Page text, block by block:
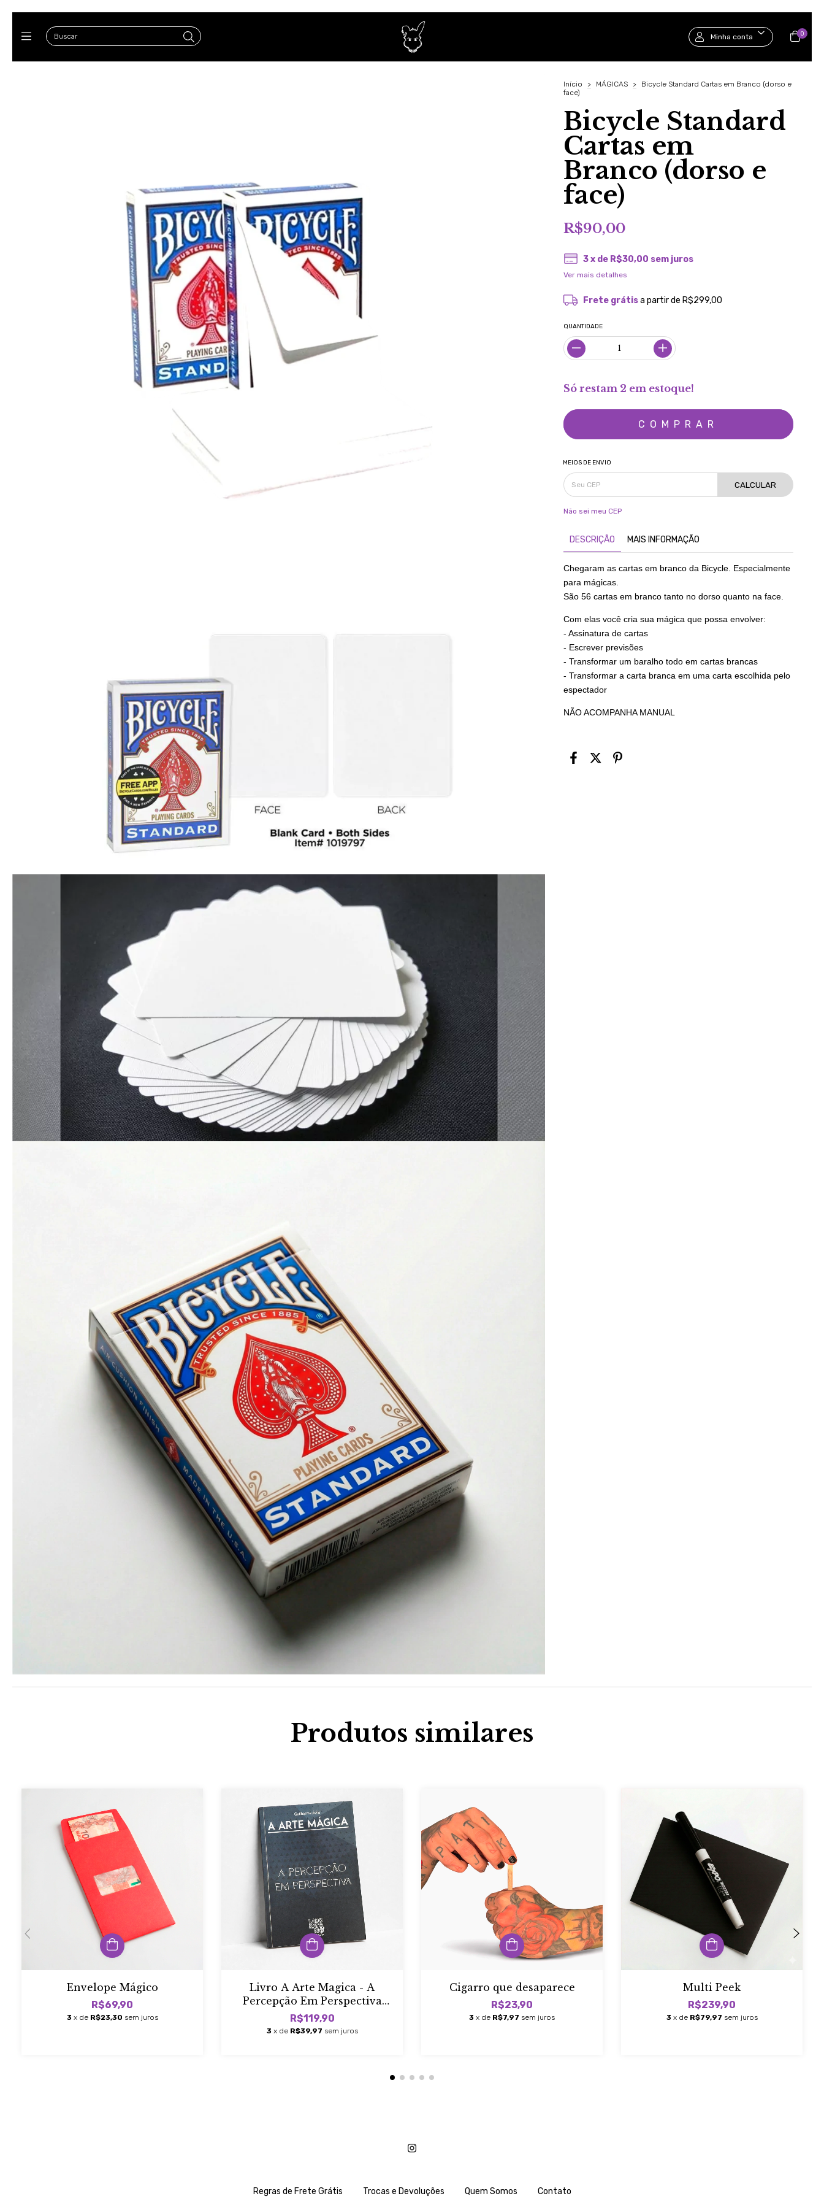
Minha conta 0
Início > MÁGICAS >
Bicycle Standard Cartas em Branco (dorso e
face)
Bicycle Standard
Cartas em
Branco (dorso e
face)
R$90,00
3x de R$30,00 sem juros
Ver mais detalhes
Frete grátisa partir de R$299,00
QUANTIDADE
Só restam 2 em estoque!
MEIOS DE ENVIO
CALCULAR
Não sei meu CEP
DESCRIÇÃO MAIS INFORMAÇÃO
Chegaram as cartas em branco da Bicycle. Especialmente
para mágicas.
São 56 cartas em branco tanto no dorso quanto na face.
Com elas você cria sua mágica que possa envolver:
- Assinatura de cartas
- Escrever previsões
- Transformar um baralho todo em cartas brancas
- Transformar a carta branca em uma carta escolhida pelo
espectador
NÃO ACOMPANHA MANUAL
Produtos similares
Envelope Mágico
R$69,90
3 x de R$23,30 sem juros
Livro A Arte Magica - A
Percepção Em Perspectiva
(Guilherme Avila)
R$119,90
3 x de R$39,97 sem juros
Cigarro que desaparece
R$23,90
3 x de R$7,97 sem juros
Multi Peek
R$239,90
3 x de R$79,97 sem juros
Regras de Frete Grátis Trocas e Devoluções Quem Somos Contato